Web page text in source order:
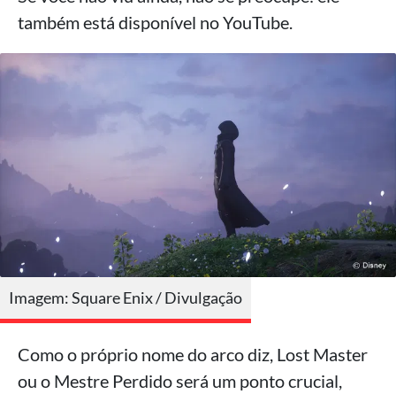
também está disponível no YouTube.
Imagem: Square Enix / Divulgação
Como o próprio nome do arco diz, Lost Master
ou o Mestre Perdido será um ponto crucial,